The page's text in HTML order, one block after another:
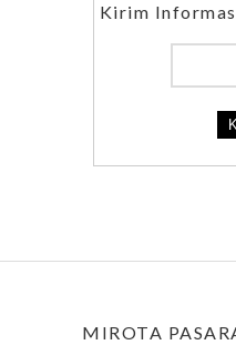
Kirim
MIROTA